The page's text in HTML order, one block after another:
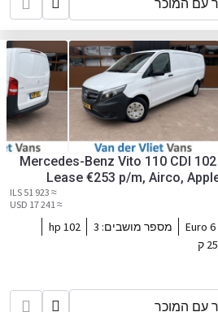
עם המוכר
Mercedes-Benz Vito 110 CDI
Lease €253 p/m, Airco, Apple Carplay/Android Auto,
Camera,
≈ 51 923 ILS
≈ 17 241 USD
Euro 6 מספר מושבים: 3
102 hp
ק
עם המוכר